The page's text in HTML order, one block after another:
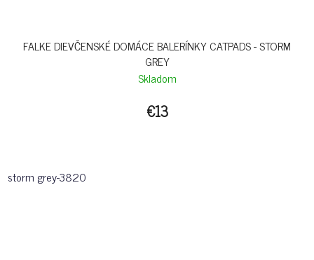
FALKE DIEVČENSKÉ DOMÁCE BALERÍNKY CATPADS - STORM
GREY
Skladom
€13
storm grey-3820